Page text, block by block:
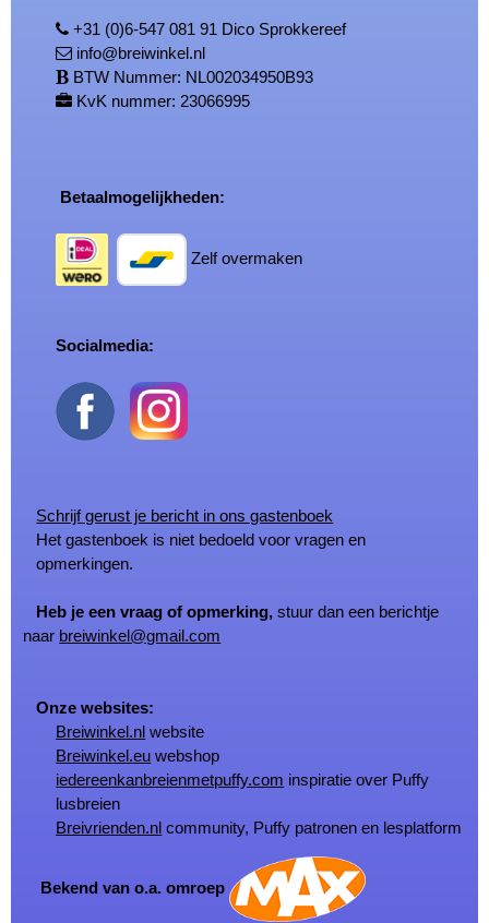
+31 (0)6-547 081 91 Dico Sprokkereef
info@breiwinkel.nl
BTW Nummer: NL002034950B93
KvK nummer: 23066995
Betaalmogelijkheden:
Zelf overmaken
Socialmedia:
Schrijf gerust je bericht in ons gastenboek
Het gastenboek is niet bedoeld voor vragen en
opmerkingen.
Heb je een vraag of opmerking, stuur dan een berichtje
naar breiwinkel@gmail.com
Onze websites:
Breiwinkel.nl website
Breiwinkel.eu webshop
iedereenkanbreienmetpuffy.com inspiratie over Puffy
lusbreien
Breivrienden.nl community, Puffy patronen en lesplatform
Bekend van o.a. omroep